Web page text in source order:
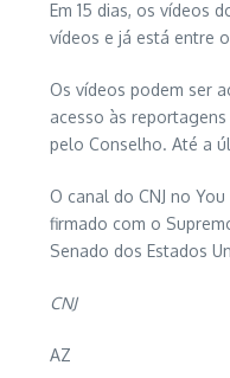
Em 15 dias, os vídeos
vídeos e já está entre
Os vídeos podem ser
acesso às
pelo Conselho. Até a
O canal do CNJ no
firmado com o
Senado dos Estados
CNJ
AZ